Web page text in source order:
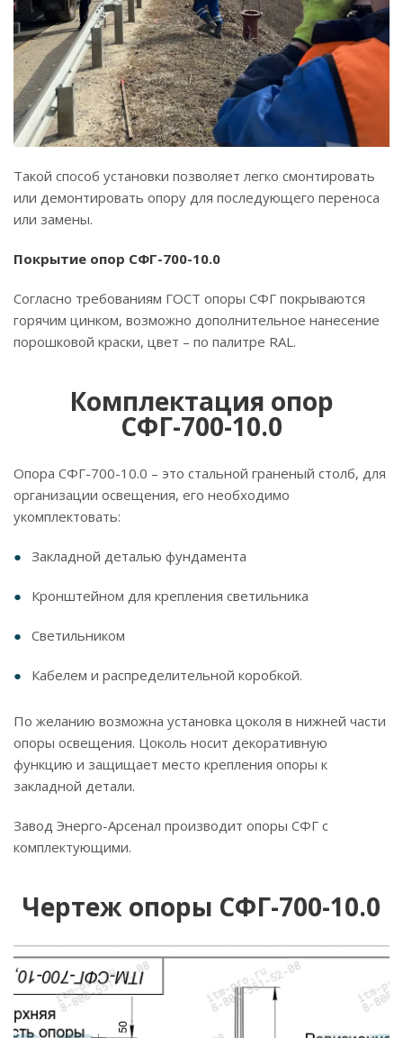
Такой способ установки позволяет легко смонтировать
или демонтировать опору для последующего переноса
или замены.
Покрытие опор СФГ-700-10.0
Согласно требованиям ГОСТ опоры СФГ покрываются
горячим цинком, возможно дополнительное нанесение
порошковой краски, цвет – по палитре RAL.
Комплектация опор
СФГ-700-10.0
Опора СФГ-700-10.0 – это стальной граненый столб, для
организации освещения, его необходимо
укомплектовать:
Закладной деталью фундамента
Кронштейном для крепления светильника
Светильником
Кабелем и распределительной коробкой.
По желанию возможна установка цоколя в нижней части
опоры освещения. Цоколь носит декоративную
функцию и защищает место крепления опоры к
закладной детали.
Завод Энерго-Арсенал производит опоры СФГ с
комплектующими.
Чертеж опоры СФГ-700-10.0